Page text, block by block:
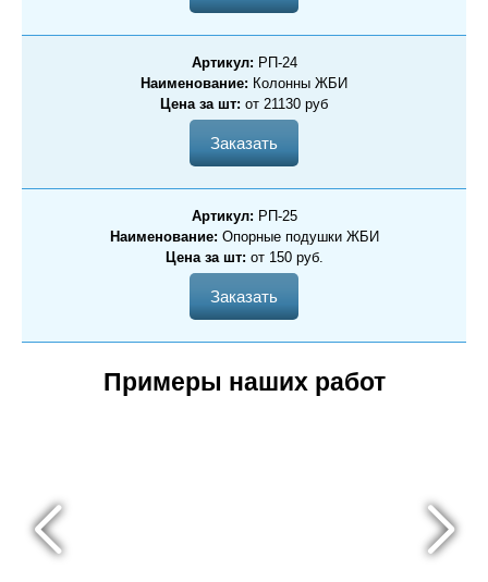
Артикул: РП-24
Наименование: Колонны ЖБИ
Цена за шт: от 21130 руб
Заказать
Артикул: РП-25
Наименование: Опорные подушки ЖБИ
Цена за шт: от 150 руб.
Заказать
Примеры наших работ